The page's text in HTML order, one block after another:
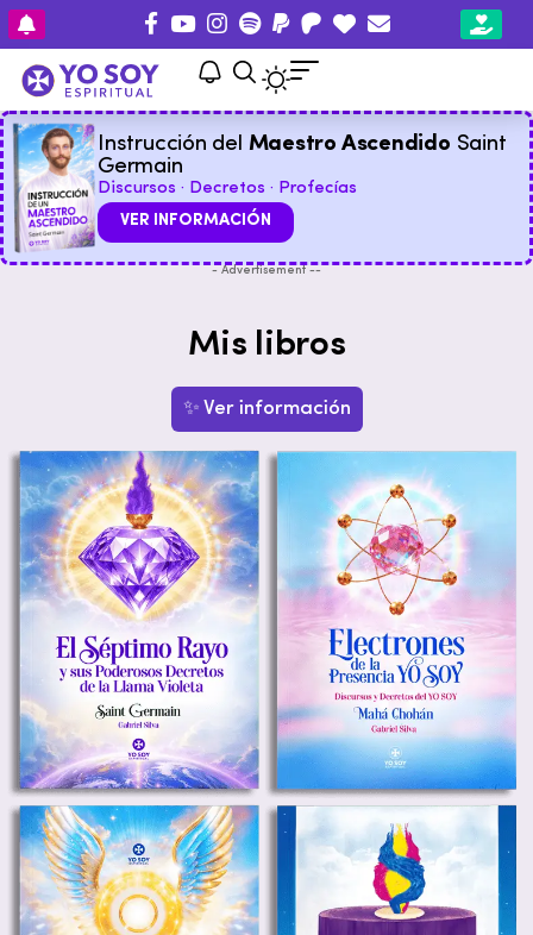
Instrucción del Maestro Ascendido Saint
Germain
Discursos · Decretos · Profecías
VER INFORMACIÓN
- Advertisement --
Mis libros
✨ Ver información